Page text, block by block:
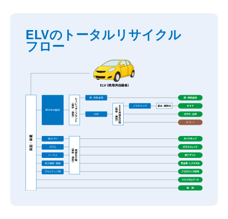
ELVのトータルリサイクル
フロー